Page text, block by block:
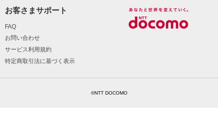
お客さまサポート
FAQ
お問い合わせ
サービス利用規約
特定商取引法に基づく表示
©NTT DOCOMO